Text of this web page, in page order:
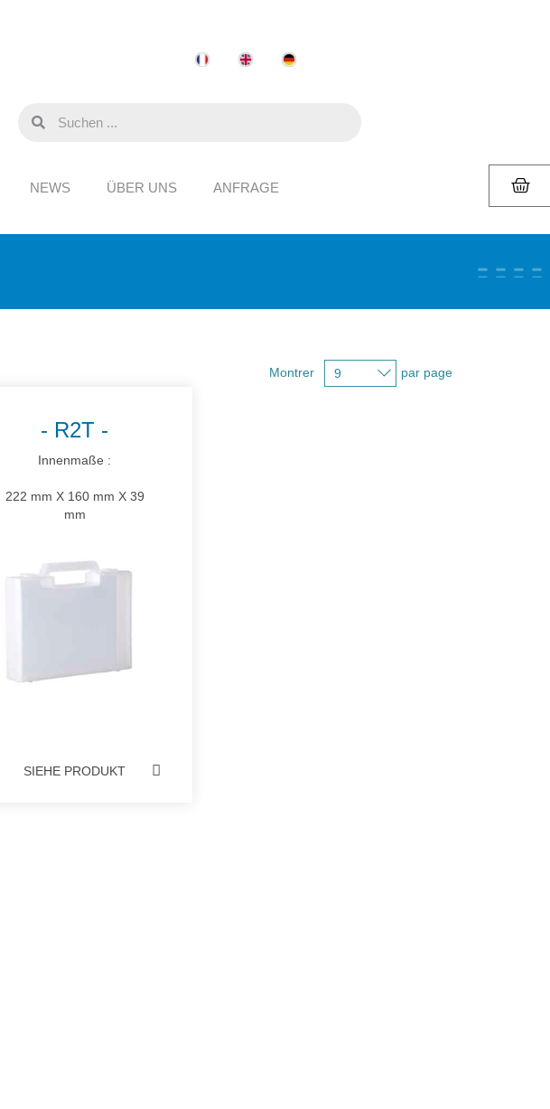
NEWS ÜBER UNS ANFRAGE
Montrer par page
R2T
Innenmaße :
222 mm X 160 mm X 39
mm
SIEHE PRODUKT